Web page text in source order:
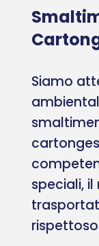
Siamo
speciali,